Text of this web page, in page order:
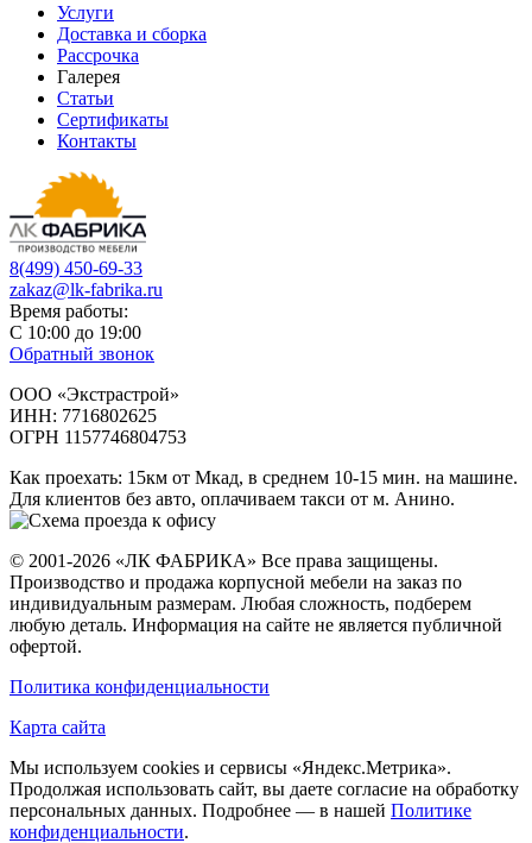
Услуги
Доставка и сборка
Рассрочка
Галерея
Статьи
Сертификаты
Контакты
8(499) 450-69-33
zakaz@lk-fabrika.ru
Время работы:
С 10:00 до 19:00
Обратный звонок
ООО «Экстрастрой»
ИНН: 7716802625
ОГРН 1157746804753
Как проехать: 15км от Мкад, в среднем 10-15 мин. на машине.
Для клиентов без авто, оплачиваем такси от м. Анино.
© 2001-2026 «ЛК ФАБРИКА» Все права защищены.
Производство и продажа корпусной мебели на заказ по
индивидуальным размерам. Любая сложность, подберем
любую деталь. Информация на сайте не является публичной
офертой.
Политика конфиденциальности
Карта сайта
Мы используем cookies и сервисы «Яндекс.Метрика».
Продолжая использовать сайт, вы даете согласие на обработку
персональных данных. Подробнее — в нашей Политике
конфиденциальности.